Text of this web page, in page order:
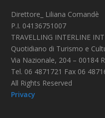
Direttore_ Liliana Comandè
P.I. 04136751007
TRAVELLING INTERLINE
Quotidiano di Turismo e
Via Nazionale, 204 – 00184
Tel. 06 4871721 Fax 06
All Rights Reserved
Privacy